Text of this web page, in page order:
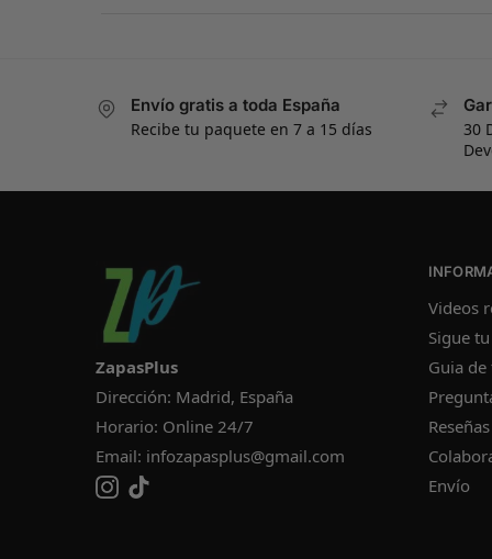
Envío gratis a toda España
Recibe tu paquete en 7 a 15 días
30
ZapasPlus
Dirección: Madrid, España
Horario: Online 24/7
Email: infozapasplus@gmail.com
Videos
Sigue
Guia de
Envío